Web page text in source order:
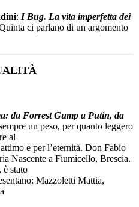
: I Bug. La vita imperfetta dei
ci parlano di un argomento
da Forrest Gump a Putin, da
un peso, per quanto leggero
al
e per l’eternità. Don Fabio
Nascente a Fiumicello, Brescia.
è stato
Mazzoletti Mattia,